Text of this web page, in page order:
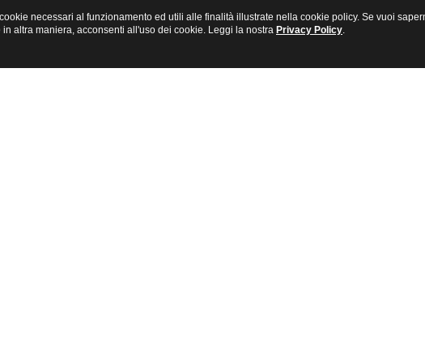
necessari al funzionamento ed utili alle finalità illustrate nella cookie policy. Se vuoi
altra maniera, acconsenti all'uso dei cookie. Leggi la nostra Privacy Policy.